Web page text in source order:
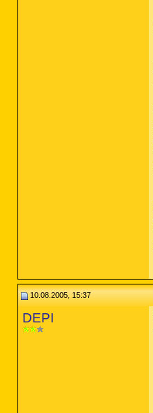
10.08.2005, 15:37
DEPI